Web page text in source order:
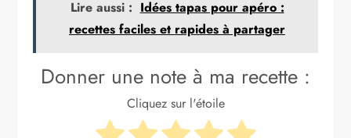
Lire aussi : Idées tapas pour apéro :
recettes faciles et rapides à partager
Donner une note à ma recette :
Cliquez sur l'étoile